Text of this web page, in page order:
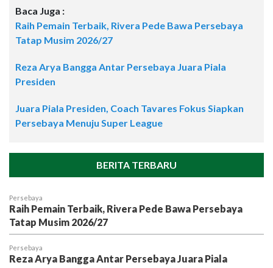
Baca Juga :
Raih Pemain Terbaik, Rivera Pede Bawa Persebaya
Tatap Musim 2026/27
Reza Arya Bangga Antar Persebaya Juara Piala
Presiden
Juara Piala Presiden, Coach Tavares Fokus Siapkan
Persebaya Menuju Super League
BERITA TERBARU
Persebaya
Raih Pemain Terbaik, Rivera Pede Bawa Persebaya
Tatap Musim 2026/27
Persebaya
Reza Arya Bangga Antar Persebaya Juara Piala